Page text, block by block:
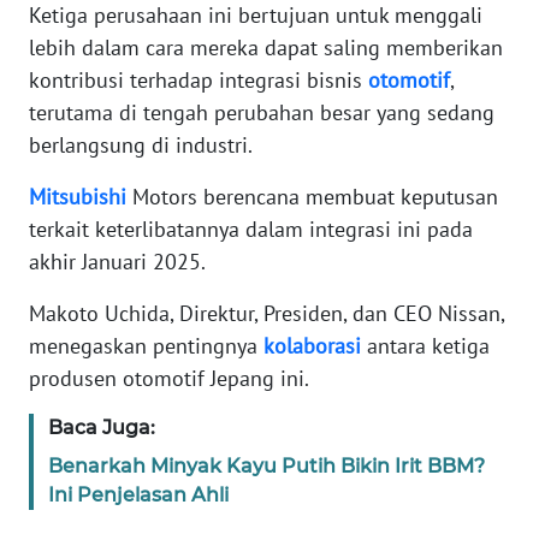
Ketiga perusahaan ini bertujuan untuk menggali
lebih dalam cara mereka dapat saling memberikan
kontribusi terhadap integrasi bisnis otomotif,
terutama di tengah perubahan besar yang sedang
berlangsung di industri.
Mitsubishi Motors berencana membuat keputusan
terkait keterlibatannya dalam integrasi ini pada
akhir Januari 2025.
Makoto Uchida, Direktur, Presiden, dan CEO Nissan,
menegaskan pentingnya kolaborasi antara ketiga
produsen otomotif Jepang ini.
Baca Juga:
Benarkah Minyak Kayu Putih Bikin Irit BBM?
Ini Penjelasan Ahli
REDAKSI
KARIR
DISCLAIMER
Wahana
News
Regional
WN
SUMUT
JAKARTA
WN